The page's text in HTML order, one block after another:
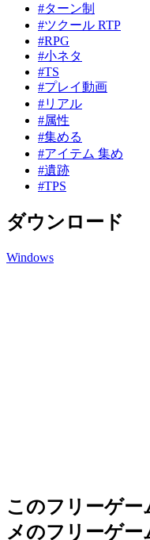
#ターン制
#ツクール RTP
#RPG
#小ネタ
#TS
#プレイ動画
#リアル
#属性
#集める
#アイテム 集め
#遺跡
#TPS
ダウンロード
Windows
このフリーゲー
メのフリーゲー